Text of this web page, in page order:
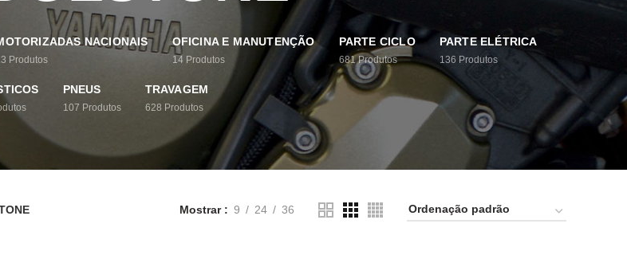
NACIONAIS
Produtos
OFICINA E MANUTENÇÃO
14 Produtos
PARTE CICLO
681 Produtos
PARTE ELÉTRICA
136 Produtos
PNEUS
107 Produtos
TRAVAGEM
628 Produtos
Mostrar 9 24 36